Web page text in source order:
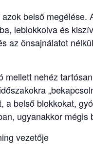
belső
leblokkolva és
az önsajnálatot
mellett nehéz
a belső blokkokat,
ugyanakkor mégis
vezetője